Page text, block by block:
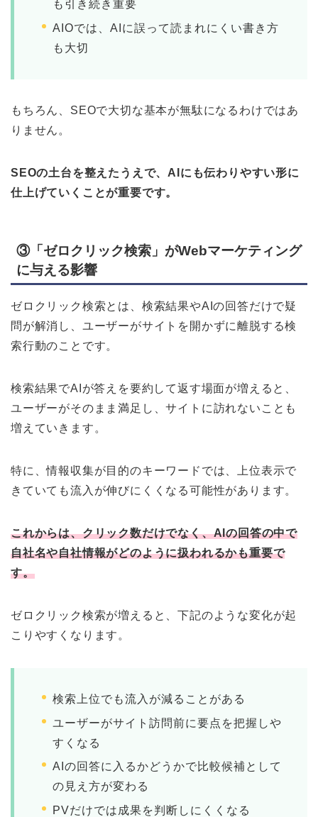
も引き続き重要
AIOでは、AIに誤って読まれにくい書き方
も大切
もちろん、SEOで大切な基本が無駄になるわけではあ
りません。
SEOの土台を整えたうえで、AIにも伝わりやすい形に
仕上げていくことが重要です。
③「ゼロクリック検索」がWebマーケティング
に与える影響
ゼロクリック検索とは、検索結果やAIの回答だけで疑
問が解消し、ユーザーがサイトを開かずに離脱する検
索行動のことです。
検索結果でAIが答えを要約して返す場面が増えると、
ユーザーがそのまま満足し、サイトに訪れないことも
増えていきます。
特に、情報収集が目的のキーワードでは、上位表示で
きていても流入が伸びにくくなる可能性があります。
これからは、クリック数だけでなく、AIの回答の中で
自社名や自社情報がどのように扱われるかも重要で
す。
ゼロクリック検索が増えると、下記のような変化が起
こりやすくなります。
検索上位でも流入が減ることがある
ユーザーがサイト訪問前に要点を把握しや
すくなる
AIの回答に入るかどうかで比較候補として
の見え方が変わる
PVだけでは成果を判断しにくくなる